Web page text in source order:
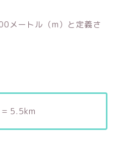
メートル（m）と定義さ
5.5km